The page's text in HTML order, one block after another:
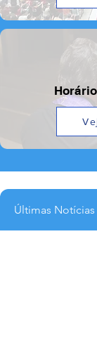
Últimas Notícias